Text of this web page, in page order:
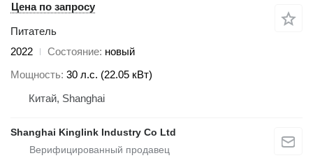
Цена по запросу
Питатель
2022
Состояние новый
Мощность 30 л.с. (22.05 кВт)
Китай, Shanghai
Shanghai Kinglink Industry Co Ltd